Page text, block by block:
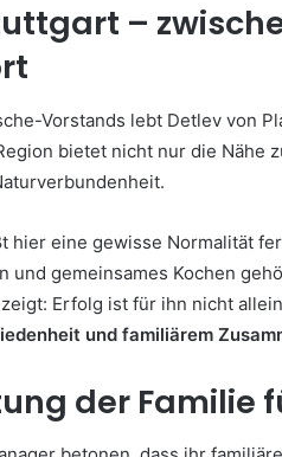
–
Vorstands lebt Detlev von
bietet nicht nur die Nähe
hier eine gewisse Normalität
und gemeinsames Kochen
Erfolg ist für ihn nicht
und familiärem
der Familie